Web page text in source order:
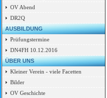
OV Abend
DR2Q
AUSBILDUNG
Prüfungstermine
DN4FH 10.12.2016
ÜBER UNS
Kleiner Verein - viele Facetten
Bilder
OV Geschichte